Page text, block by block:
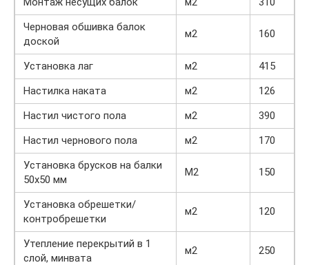
Черновая обшивка балок
доской
м2 160
Установка лаг м2
415
Настилка наката
м2
126
Настил чистого пола
м2
390
Настил чернового пола
м2
170
Установка брусков на балки
50х50 мм
М2 150
Установка обрешетки/
контробрешетки
м2 120
Утепление перекрытий в 1
слой, минвата
м2 250